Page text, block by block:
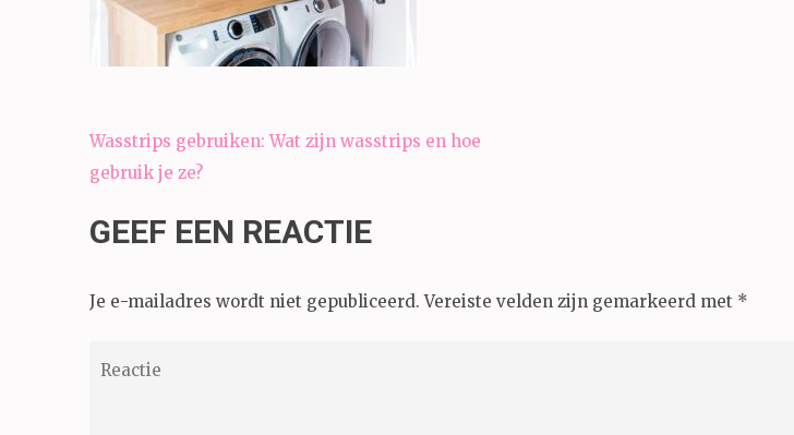
Bericht
navigatie
Wasstrips gebruiken: Wat zijn wasstrips en hoe
gebruik je ze?
GEEF EEN REACTIE
Je e-mailadres wordt niet gepubliceerd. Vereiste velden zijn gemarkeerd met *